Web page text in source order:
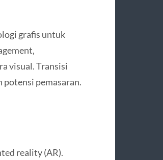
grafis untuk
visual. Transisi
pemasaran.
reality (AR).